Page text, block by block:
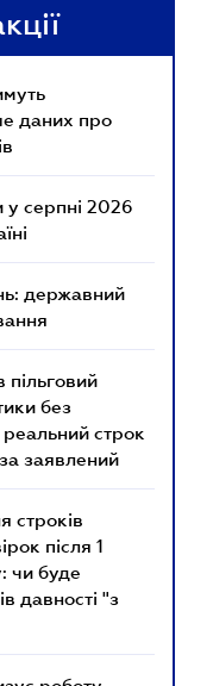
даних про
у серпні 2026
державний
без
строк
заявлений
строків
після 1
чи буде
давності "з